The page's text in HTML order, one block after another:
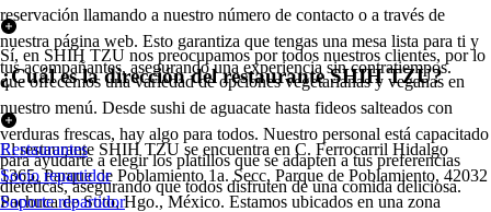
reservación llamando a nuestro número de contacto o a través de
nuestra página web. Esto garantiza que tengas una mesa lista para ti y
tus acompañantes, asegurando una experiencia sin contratiempos.
Sí, en SHIH TZU nos preocupamos por todos nuestros clientes, por lo
que ofrecemos una variedad de opciones vegetarianas y veganas en
nuestro menú. Desde sushi de aguacate hasta fideos salteados con
verduras frescas, hay algo para todos. Nuestro personal está capacitado
para ayudarte a elegir los platillos que se adapten a tus preferencias
dietéticas, asegurando que todos disfruten de una comida deliciosa.
¿Cuál es la dirección del restaurante SHIH TZU?
El restaurante SHIH TZU se encuentra en C. Ferrocarril Hidalgo
1365, Parque de Poblamiento 1a. Secc, Parque de Poblamiento, 42032
Pachuca de Soto, Hgo., México. Estamos ubicados en una zona
Restaurantes
Socio repartidor
Soporte repartidor